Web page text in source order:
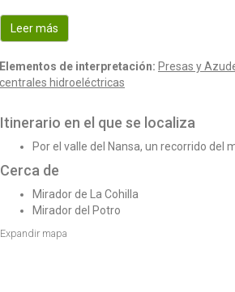
Leer más
Elementos de interpretación: Presas y
centrales hidroeléctricas
Itinerario en el que se localiza
Por el valle del Nansa, un recorrido del
Cerca de
Mirador de La Cohilla
Mirador del Potro
Expandir mapa